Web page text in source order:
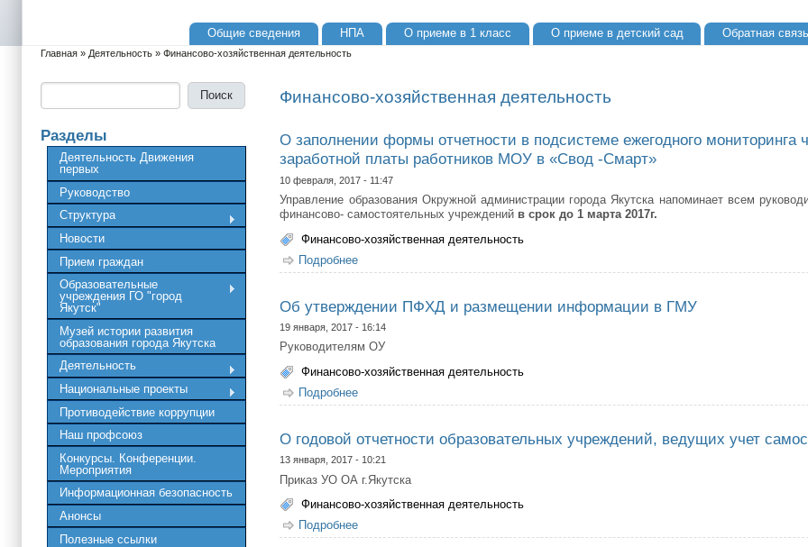
Общие сведения НПА О приеме в 1 класс О приеме в детский сад Обратная
Вы здесь
Главная » Деятельность » Финансово-хозяйственная деятельность
Разделы
Деятельность Движения
первых
Руководство
Структура
Новости
Прием граждан
Образовательные
учреждения ГО "город
Якутск"
Музей истории развития
образования города Якутска
Деятельность
Национальные проекты
Противодействие коррупции
Наш профсоюз
Конкурсы. Конференции.
Мероприятия
Информационная безопасность
Анонсы
Полезные ссылки
Финансово-хозяйственная деятельность
О заполнении формы отчетности в подсистеме ежегодного мониторинга
заработной платы работников МОУ в «Свод -Смарт»
10 февраля, 2017 - 11:47
Управление образования Окружной администрации города Якутска напоминает всем
финансово- самостоятельных учреждений в срок до 1 марта 2017г.
Финансово-хозяйственная деятельность
Подробнее
Об утверждении ПФХД и размещении информации в ГМУ
19 января, 2017 - 16:14
Руководителям ОУ
Финансово-хозяйственная деятельность
Подробнее
О годовой отчетности образовательных учреждений, ведущих учет
13 января, 2017 - 10:21
Приказ УО ОА г.Якутска
Финансово-хозяйственная деятельность
Подробнее